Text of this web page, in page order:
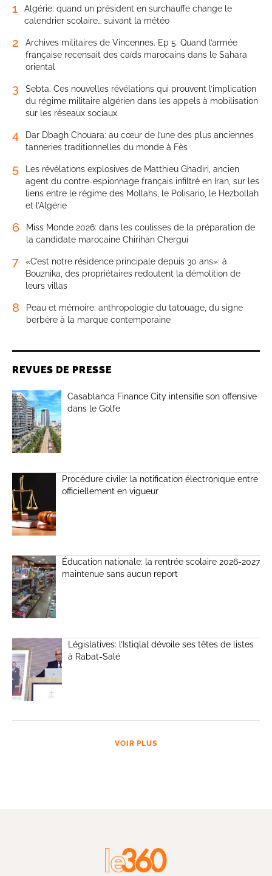
1
Algérie: quand un président en surchauffe change le
calendrier scolaire… suivant la météo
2
Archives militaires de Vincennes. Ep 5. Quand l’armée
française recensait des caïds marocains dans le Sahara
oriental
3
Sebta. Ces nouvelles révélations qui prouvent l’implication
du régime militaire algérien dans les appels à mobilisation
sur les réseaux sociaux
4
Dar Dbagh Chouara: au cœur de l’une des plus anciennes
tanneries traditionnelles du monde à Fès
5
Les révélations explosives de Matthieu Ghadiri, ancien
agent du contre-espionnage français infiltré en Iran, sur les
liens entre le régime des Mollahs, le Polisario, le Hezbollah
et l’Algérie
6
Miss Monde 2026: dans les coulisses de la préparation de
la candidate marocaine Chirihan Chergui
7
«C’est notre résidence principale depuis 30 ans»: à
Bouznika, des propriétaires redoutent la démolition de
leurs villas
8
Peau et mémoire: anthropologie du tatouage, du signe
berbère à la marque contemporaine
REVUES DE PRESSE
Casablanca Finance City intensifie son offensive
dans le Golfe
Procédure civile: la notification électronique entre
officiellement en vigueur
Éducation nationale: la rentrée scolaire 2026-2027
maintenue sans aucun report
Législatives: l’Istiqlal dévoile ses têtes de listes
à Rabat-Salé
VOIR PLUS